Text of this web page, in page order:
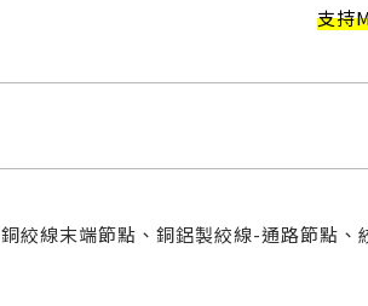
支持
銅絞線末端節點、銅鋁製絞線-通路節點